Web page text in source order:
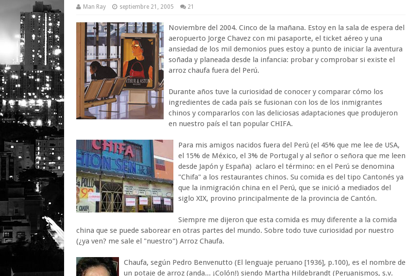
Man Ray septiembre 21, 2005 21
Noviembre del 2004. Cinco de la mañana. Estoy en la sala de espera del
aeropuerto Jorge Chavez con mi pasaporte, el ticket aéreo y una
ansiedad de los mil demonios pues estoy a punto de iniciar la aventura
soñada y planeada desde la infancia: probar y comprobar si existe el
arroz chaufa fuera del Perú.
Durante años tuve la curiosidad de conocer y comparar cómo los
ingredientes de cada país se fusionan con los de los inmigrantes
chinos y compararlos con las deliciosas adaptaciones que produjeron
en nuestro país el tan popular CHIFA.
Para mis amigos nacidos fuera del Perú (el 45% que me lee de USA,
el 15% de México, el 3% de Portugal y al señor o señora que me leen
desde Japón y España) aclaro el término: en el Perú se denomina
"Chifa" a los restaurantes chinos. Su comida es del tipo Cantonés ya
que la inmigración china en el Perú, que se inició a mediados del
siglo XIX, provino principalmente de la provincia de Cantón.
Siempre me dijeron que esta comida es muy diferente a la comida
china que se puede saborear en otras partes del mundo. Sobre todo tuve curiosidad por nuestro
(¿ya ven? me sale el "nuestro") Arroz Chaufa.
Chaufa, según Pedro Benvenutto (El lenguaje peruano [1936], p.100), es el nombre de
un potaje de arroz (anda... ¡Colón!) siendo Martha Hildebrandt (Peruanismos, s.v.